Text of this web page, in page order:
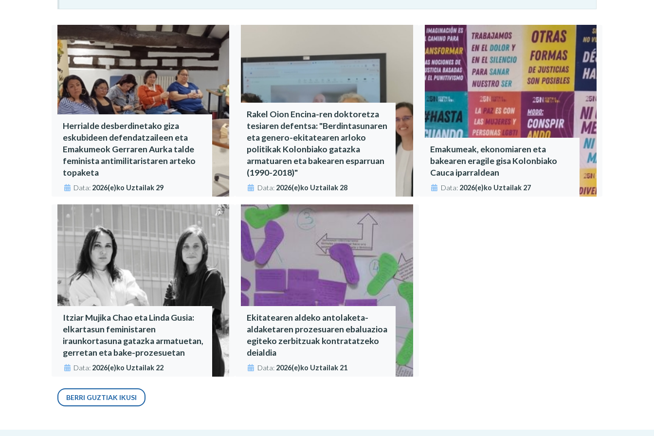
Herrialde desberdinetako giza
eskubideen defendatzaileen eta
Emakumeok Gerraren Aurka talde
feminista antimilitaristaren arteko
topaketa
Data: 2026(e)ko Uztailak 29
Rakel Oion Encina-ren doktoretza
tesiaren defentsa: "Berdintasunaren
eta genero-ekitatearen arloko
politikak Kolonbiako gatazka
armatuaren eta bakearen esparruan
(1990-2018)"
Data: 2026(e)ko Uztailak 28
Emakumeak, ekonomiaren eta
bakearen eragile gisa Kolonbiako
Cauca iparraldean
Data: 2026(e)ko Uztailak 27
Itziar Mujika Chao eta Linda Gusia:
elkartasun feministaren
iraunkortasuna gatazka armatuetan,
gerretan eta bake-prozesuetan
Data: 2026(e)ko Uztailak 22
Ekitatearen aldeko antolaketa-
aldaketaren prozesuaren ebaluazioa
egiteko zerbitzuak kontratatzeko
deialdia
Data: 2026(e)ko Uztailak 21
BERRI GUZTIAK IKUSI